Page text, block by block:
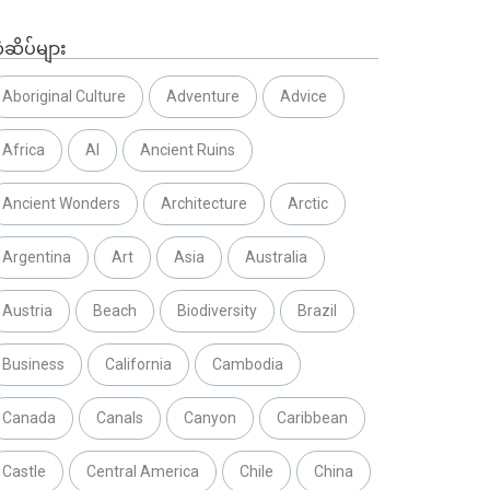
ပ်များ
Aboriginal Culture Adventure Advice
Africa AI Ancient Ruins
Ancient Wonders Architecture Arctic
Argentina Art Asia Australia
Austria Beach Biodiversity Brazil
Business California Cambodia
Canada Canals Canyon Caribbean
Castle Central America Chile China